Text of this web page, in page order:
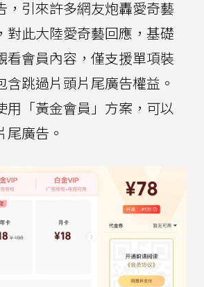
，引來許多網友炮轟愛奇藝
對此大陸愛奇藝回應，基礎
看會員內容，僅支援單項裝
含跳過片頭片尾廣告權益。
用「黃金會員」方案，可以
尾廣告。